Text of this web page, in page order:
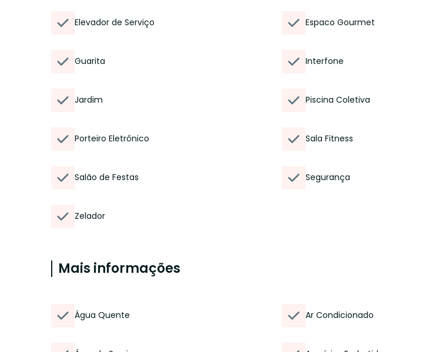
Elevador de Serviço Espaco Gourmet
Guarita Interfone
Jardim Piscina Coletiva
Porteiro Eletrônico Sala Fitness
Salão de Festas Segurança
Zelador
Mais informações
Água Quente Ar Condicionado